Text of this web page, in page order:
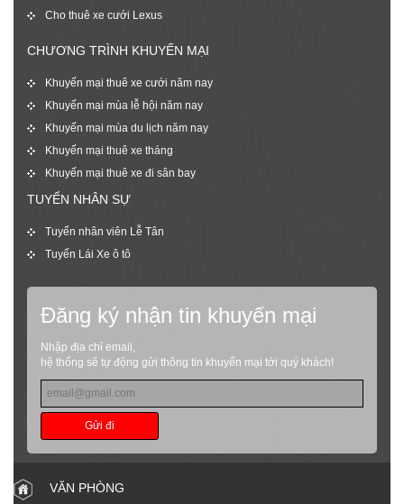
Cho thuê xe cưới Lexus
CHƯƠNG TRÌNH KHUYẾN MẠI
Khuyến mại thuê xe cưới năm nay
Khuyến mại mùa lễ hội năm nay
Khuyến mại mùa du lịch năm nay
Khuyến mại thuê xe tháng
Khuyến mại thuê xe đi sân bay
TUYỂN NHÂN SỰ
Tuyển nhân viên Lễ Tân
Tuyển Lái Xe ô tô
Đăng ký nhận tin khuyến mại
Nhập địa chỉ email,
hệ thống sẽ tự động gửi thông tin khuyến mại tới quý khách!
Gửi đi
VĂN PHÒNG